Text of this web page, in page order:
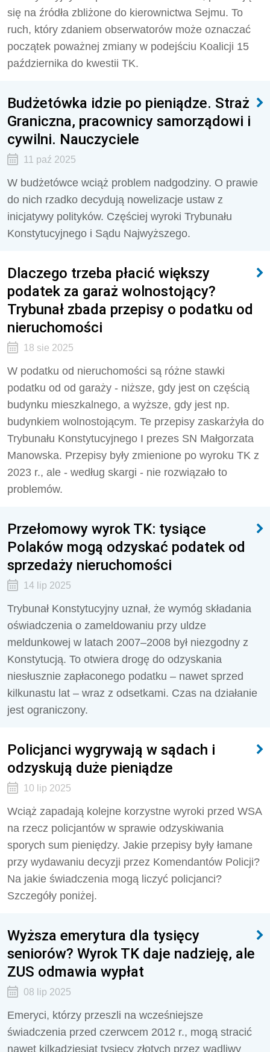
się na źródła zbliżone do kierownictwa Sejmu. To
ruch, który zdaniem obserwatorów może oznaczać
początek poważnej zmiany w podejściu Koalicji 15
października do kwestii TK.
Budżetówka idzie po pieniądze. Straż
Graniczna, pracownicy samorządowi i
cywilni. Nauczyciele
11 paź 2025
W budżetówce wciąż problem nadgodziny. O prawie
do nich rzadko decydują nowelizacje ustaw z
inicjatywy polityków. Częściej wyroki Trybunału
Konstytucyjnego i Sądu Najwyższego.
Dlaczego trzeba płacić większy
podatek za garaż wolnostojący?
Trybunał zbada przepisy o podatku od
nieruchomości
18 sie 2025
W podatku od nieruchomości są różne stawki
podatku od od garaży - niższe, gdy jest on częścią
budynku mieszkalnego, a wyższe, gdy jest np.
budynkiem wolnostojącym. Te przepisy zaskarżyła do
Trybunału Konstytucyjnego I prezes SN Małgorzata
Manowska. Przepisy były zmienione po wyroku TK z
2023 r., ale - według skargi - nie rozwiązało to
problemów.
Przełomowy wyrok TK: tysiące
Polaków mogą odzyskać podatek od
sprzedaży nieruchomości
14 lip 2025
Trybunał Konstytucyjny uznał, że wymóg składania
oświadczenia o zameldowaniu przy uldze
meldunkowej w latach 2007–2008 był niezgodny z
Konstytucją. To otwiera drogę do odzyskania
niesłusznie zapłaconego podatku – nawet sprzed
kilkunastu lat – wraz z odsetkami. Czas na działanie
jest ograniczony.
Policjanci wygrywają w sądach i
odzyskują duże pieniądze
10 lip 2025
Wciąż zapadają kolejne korzystne wyroki przed WSA
na rzecz policjantów w sprawie odzyskiwania
sporych sum pieniędzy. Jakie przepisy były łamane
przy wydawaniu decyzji przez Komendantów Policji?
Na jakie świadczenia mogą liczyć policjanci?
Szczegóły poniżej.
Wyższa emerytura dla tysięcy
seniorów? Wyrok TK daje nadzieję, ale
ZUS odmawia wypłat
08 lip 2025
Emeryci, którzy przeszli na wcześniejsze
świadczenia przed czerwcem 2012 r., mogą stracić
nawet kilkadziesiąt tysięcy złotych przez wadliwy